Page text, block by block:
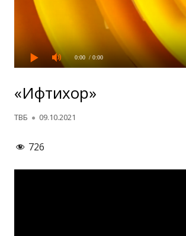
0:00 / 0:00
«Ифтихор»
Автор
ТВБ Опубликовано
09.10.2021
726